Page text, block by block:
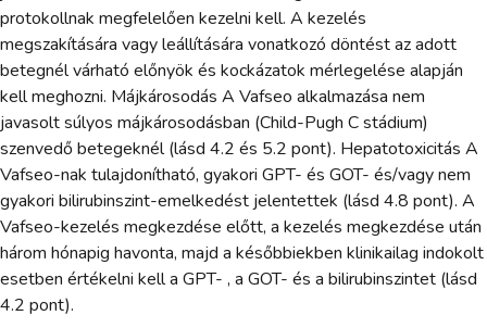
protokollnak megfelelően kezelni kell. A kezelés
megszakítására vagy leállítására vonatkozó döntést az adott
betegnél várható előnyök és kockázatok mérlegelése alapján
kell meghozni. Májkárosodás A Vafseo alkalmazása nem
javasolt súlyos májkárosodásban (Child-Pugh C stádium)
szenvedő betegeknél (lásd 4.2 és 5.2 pont). Hepatotoxicitás A
Vafseo-nak tulajdonítható, gyakori GPT- és GOT- és/vagy nem
gyakori bilirubinszint-emelkedést jelentettek (lásd 4.8 pont). A
Vafseo-kezelés megkezdése előtt, a kezelés megkezdése után
három hónapig havonta, majd a későbbiekben klinikailag indokolt
esetben értékelni kell a GPT- , a GOT- és a bilirubinszintet (lásd
4.2 pont).